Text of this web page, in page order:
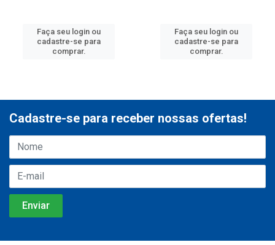
Faça seu login ou
cadastre-se para
comprar.
Faça seu login ou
cadastre-se para
comprar.
Cadastre-se para receber nossas ofertas!